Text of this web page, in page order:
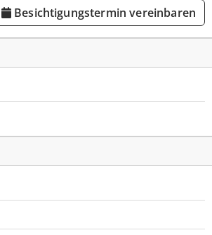
Besichtigungstermin vereinbaren